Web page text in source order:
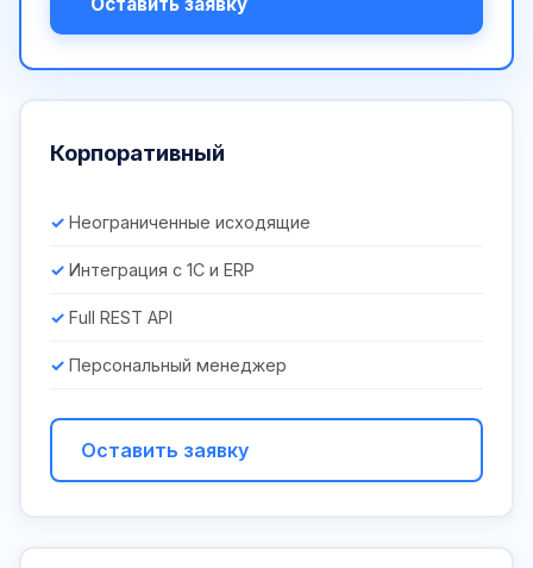
Корпоративный
Неограниченные исходящие
Интеграция с 1С и ERP
Full REST API
Персональный менеджер
Оставить заявку